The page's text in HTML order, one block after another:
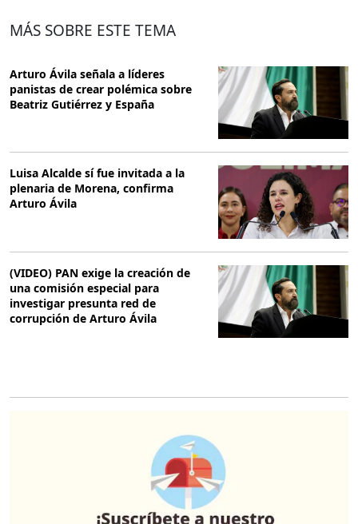
MÁS SOBRE ESTE TEMA
Arturo Ávila señala a líderes
panistas de crear polémica sobre
Beatriz Gutiérrez y España
Luisa Alcalde sí fue invitada a la
plenaria de Morena, confirma
Arturo Ávila
(VIDEO) PAN exige la creación de
una comisión especial para
investigar presunta red de
corrupción de Arturo Ávila